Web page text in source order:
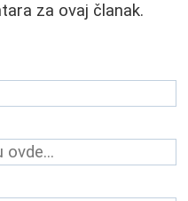
za ovaj članak.